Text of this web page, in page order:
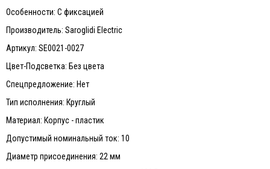
Особенности: С фиксацией
Производитель: Saroglidi Electric
Артикул: SE0021-0027
Цвет-Подсветка: Без цвета
Спецпредложение: Нет
Тип исполнения: Круглый
Материал: Корпус - пластик
Допустимый номинальный ток: 10
Диаметр присоединения: 22 мм